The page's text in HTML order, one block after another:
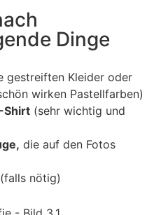
Dinge
gestreiften Kleider oder
wirken Pastellfarben)
Shirt (sehr wichtig und
die auf den Fotos
nötig)